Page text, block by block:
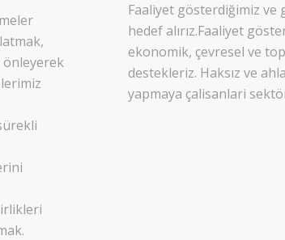
önleyerek
Faaliyet gösterdiğimiz ve
hedef alırız.Faaliyet
ekonomik, çevresel ve
destekleriz. Haksız ve
yapmaya çalisanlari